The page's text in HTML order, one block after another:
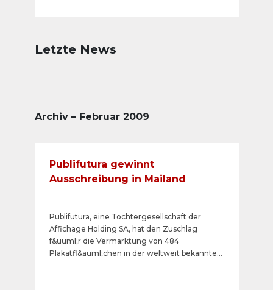
Letzte News
Archiv – Februar 2009
Publifutura gewinnt
Ausschreibung in Mailand
Publifutura, eine Tochtergesellschaft der
Affichage Holding SA, hat den Zuschlag
f&uuml;r die Vermarktung von 484
Plakatfl&auml;chen in der weltweit bekannten